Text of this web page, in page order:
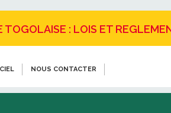
TOGOLAISE : LOIS ET
NOUS CONTACTER